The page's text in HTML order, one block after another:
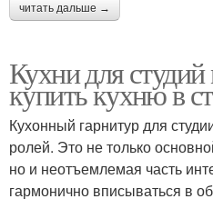
читать дальше →
Кухни для
купить кухню в
Кухонный гарнитур для
ролей. Это не только
но и неотъемлемая часть
гармонично вписываться в